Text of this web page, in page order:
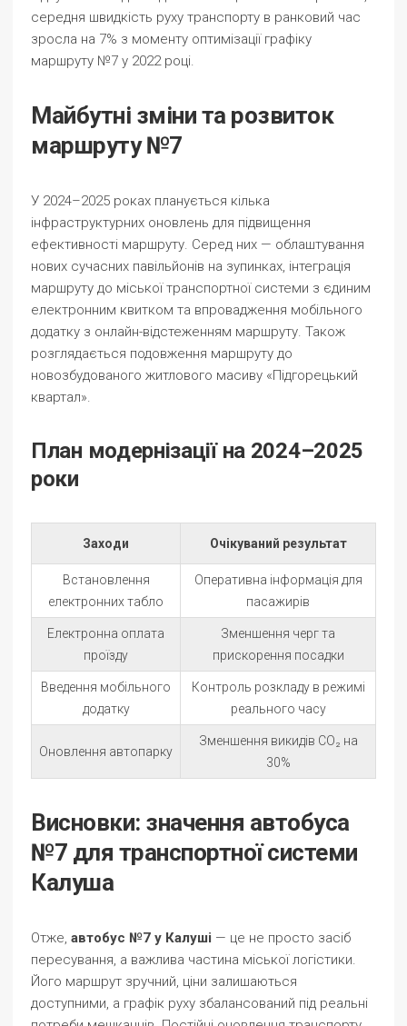
середня швидкість руху транспорту в ранковий час
зросла на 7% з моменту оптимізації графіку
маршруту №7 у 2022 році.
Майбутні зміни та розвиток
маршруту №7
У 2024–2025 роках планується кілька
інфраструктурних оновлень для підвищення
ефективності маршруту. Серед них — облаштування
нових сучасних павільйонів на зупинках, інтеграція
маршруту до міської транспортної системи з єдиним
електронним квитком та впровадження мобільного
додатку з онлайн-відстеженням маршруту. Також
розглядається подовження маршруту до
новозбудованого житлового масиву «Підгорецький
квартал».
План модернізації на 2024–2025
роки
Заходи Очікуваний результат
Встановлення
електронних табло
Оперативна інформація для
пасажирів
Електронна оплата
проїзду
Зменшення черг та
прискорення посадки
Введення мобільного
додатку
Контроль розкладу в режимі
реального часу
Оновлення автопарку
Зменшення викидів CO₂ на
30%
Висновки: значення автобуса
№7 для транспортної системи
Калуша
Отже, автобус №7 у Калуші — це не просто засіб
пересування, а важлива частина міської логістики.
Його маршрут зручний, ціни залишаються
доступними, а графік руху збалансований під реальні